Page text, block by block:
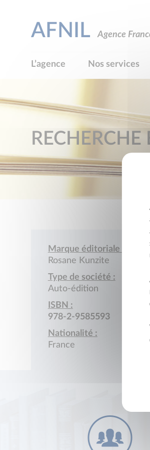
AFNIL Agence
L’agence Nos services
RECHERCHE
Marque éditoriale :
Rosane Kunzite
Type de société :
Auto-édition
ISBN :
978-2-9585593
Nationalité :
France